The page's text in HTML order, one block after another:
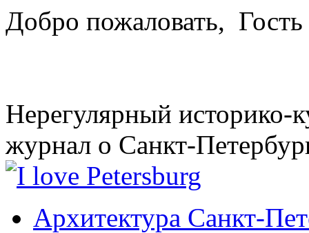
Добро пожаловать, Гость
Нерегулярный историко-
журнал о Санкт-
Архитектура Санкт-